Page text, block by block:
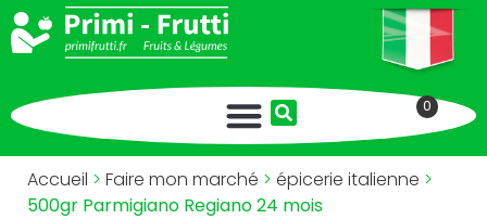
0
Accueil > Faire mon marché > épicerie italienne >
500gr Parmigiano Regiano 24 mois